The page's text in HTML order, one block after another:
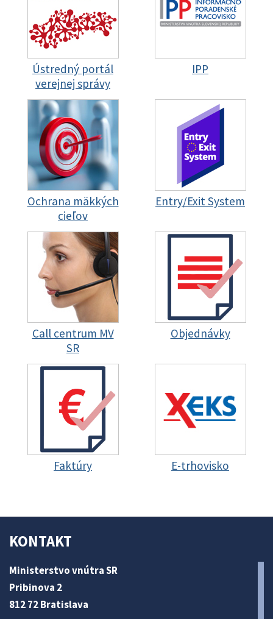
Ústredný portál
verejnej správy
IPP
Ochrana mäkkých
cieľov
Entry/Exit System
Call centrum MV
SR
Objednávky
Faktúry E-trhovisko
KONTAKT
Ministerstvo vnútra SR
Pribinova 2
812 72 Bratislava